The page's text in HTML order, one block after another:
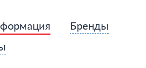
Бренды